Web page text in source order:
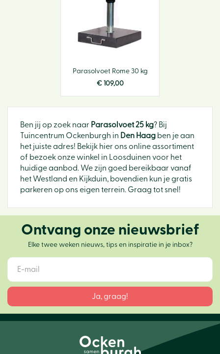
Parasolvoet Rome 30 kg
€ 109,00
Ben jij op zoek naar Parasolvoet 25 kg? Bij
Tuincentrum Ockenburgh in Den Haag ben je aan
het juiste adres! Bekijk hier ons online assortiment
of bezoek onze winkel in Loosduinen voor het
huidige aanbod. We zijn goed bereikbaar vanaf
het Westland en Kijkduin, bovendien kun je gratis
parkeren op ons eigen terrein. Graag tot snel!
Ontvang onze nieuwsbrief
Elke twee weken nieuws, tips en inspiratie in je inbox?